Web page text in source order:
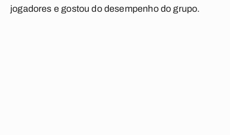
jogadores e gostou do desempenho do grupo.